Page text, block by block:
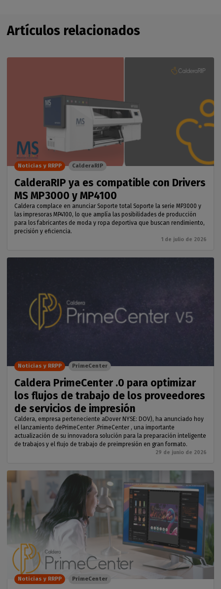
Artículos relacionados
CalderaRIP ya es compatible con Drivers
MS MP3000 y MP4100
Caldera complace en anunciar Soporte total Soporte la serie MP3000 y
las impresoras MP4100, lo que amplía las posibilidades de producción
para los fabricantes de moda y ropa deportiva que buscan rendimiento,
precisión y eficiencia.
1 de julio de 2026
Noticias y RRPP CalderaRIP
Caldera PrimeCenter .0 para optimizar
los flujos de trabajo de los proveedores
de servicios de impresión
Caldera, empresa perteneciente aDover NYSE: DOV), ha anunciado hoy
el lanzamiento dePrimeCenter .PrimeCenter , una importante
actualización de su innovadora solución para la preparación inteligente
de trabajos y el flujo de trabajo de preimpresión en gran formato.
29 de junio de 2026
Noticias y RRPP PrimeCenter
Noticias y RRPP PrimeCenter